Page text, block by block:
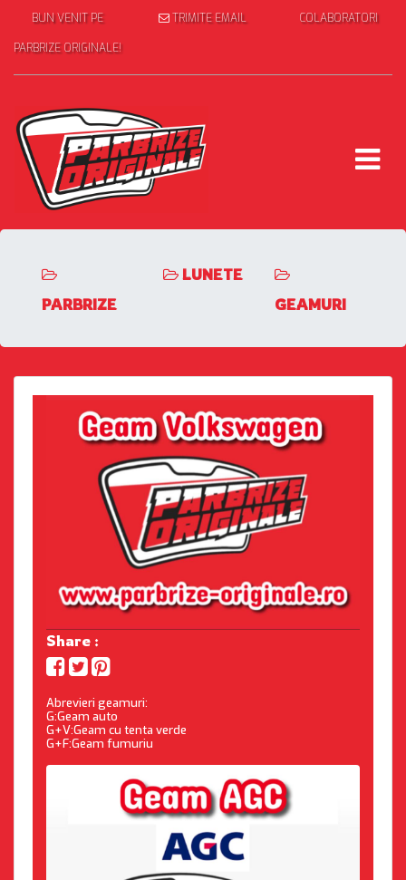
BUN VENIT PE
PARBRIZE ORIGINALE!
TRIMITE EMAIL COLABORATORI
PARBRIZE
LUNETE
GEAMURI
Share :
Abrevieri geamuri:
G:Geam auto
G+V:Geam cu tenta verde
G+F:Geam fumuriu